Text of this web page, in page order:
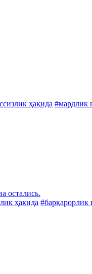
ҳақида #мардлик
остались.
ҳақида #барқарорлик